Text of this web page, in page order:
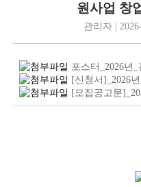
원사업 창
관리자 |
포스터_2026년
[신청서]_2026년_전주형_창업패
[모집공고문]_2026년_전주형_창